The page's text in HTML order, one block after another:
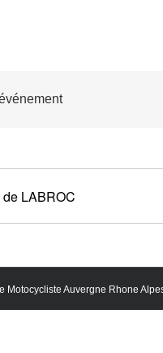
LABROC
Motocycliste Auvergne Rhone